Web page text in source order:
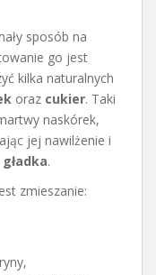
sposób na
go jest
kilka naturalnych
oraz cukier. Taki
naskórek,
jej nawilżenie i
gładka.
zmieszanie: